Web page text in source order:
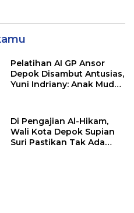
Pelatihan AI GP Ansor
Depok Disambut Antusias,
Yuni Indriany: Anak Muda
Di Pengajian Al-Hikam,
Wali Kota Depok Supian
Suri Pastikan Tak Ada